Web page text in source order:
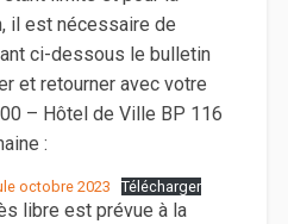
il est nécessaire de
ci-dessous le bulletin
et retourner avec votre
– Hôtel de Ville BP 116
:
octobre 2023 Télécharger
libre est prévue à la